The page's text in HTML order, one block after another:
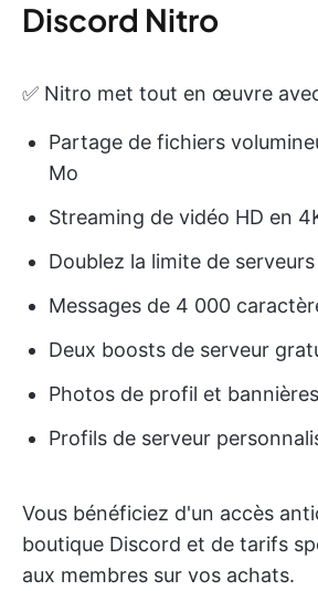
Discord Nitro
✅ Nitro met tout en œuvre
Partage de fichiers
Mo
Streaming de vidéo HD en
Doublez la limite de
Messages de 4 000
Deux boosts de serveur
Photos de profil et
Profils de serveur
Vous bénéficiez d'un accès
boutique Discord et de tarifs
aux membres sur vos achats.